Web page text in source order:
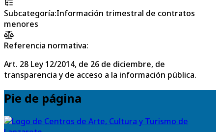
Subcategoría:Información trimestral de contratos
menores
Referencia normativa:
Art. 28 Ley 12/2014, de 26 de diciembre, de
transparencia y de acceso a la información pública.
Pie de página